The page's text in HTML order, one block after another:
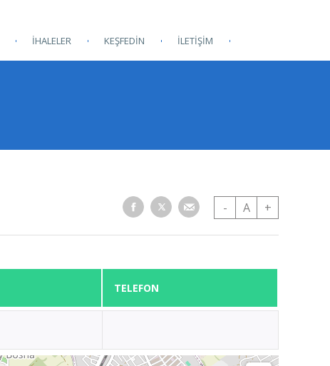
İHALELER KEŞFEDİN İLETİŞİM
- A +
TELEFON